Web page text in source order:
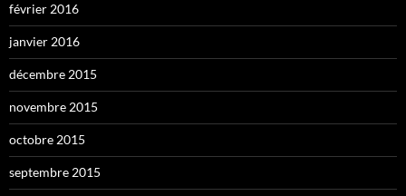
février 2016
janvier 2016
décembre 2015
novembre 2015
octobre 2015
septembre 2015